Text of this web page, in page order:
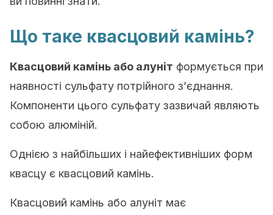
Що таке квасцовий камінь?
Квасцовий камінь або алуніт формується при
наявності сульфату потрійного з’єднання.
Компоненти цього сульфату зазвичай являють
собою алюміній.
Однією з найбільших і найефективніших форм
квасцу є квасцовий камінь.
Квасцовий камінь або алуніт має